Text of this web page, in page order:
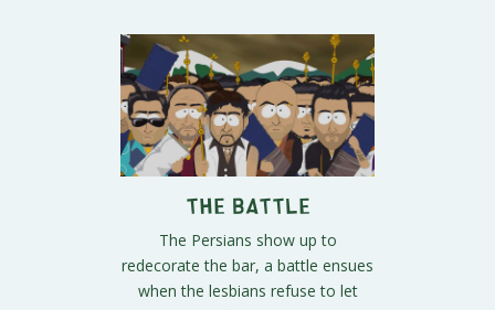
The Battle
The Persians show up to
redecorate the bar, a battle ensues
when the lesbians refuse to let